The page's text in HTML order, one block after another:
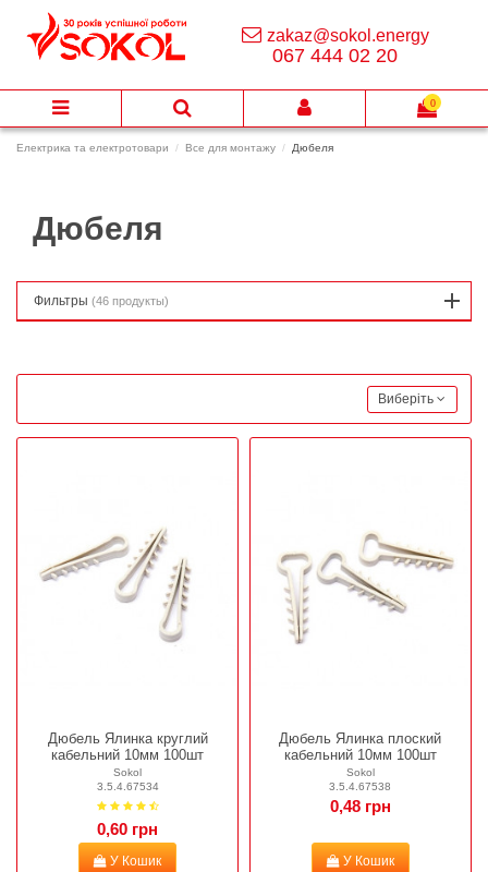
Електрика та електротовари Все для монтажу Дюбеля
Дюбеля
Виберіть
Дюбель Ялинка круглий
кабельний 10мм 100шт
Sokol
3.5.4.67534
0,60 грн
У Кошик
Дюбель Ялинка плоский
кабельний 10мм 100шт
Sokol
3.5.4.67538
0,48 грн
У Кошик
Фильтры (46 продукты)
zakaz@sokol.energy
067 444 02 20
0